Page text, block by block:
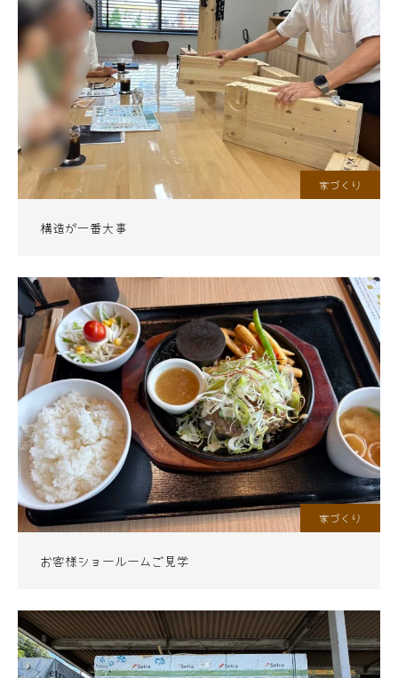
家づくり
構造が一番大事
家づくり
お客様ショールームご見学